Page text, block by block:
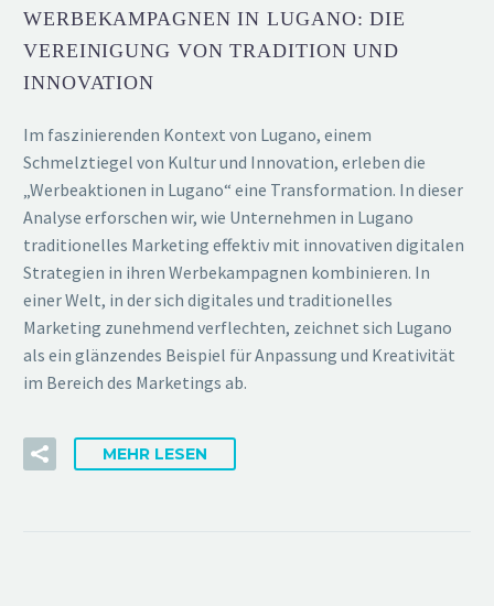
WERBEKAMPAGNEN IN LUGANO: DIE
VEREINIGUNG VON TRADITION UND
INNOVATION
Im faszinierenden Kontext von Lugano, einem
Schmelztiegel von Kultur und Innovation, erleben die
„Werbeaktionen in Lugano“ eine Transformation. In dieser
Analyse erforschen wir, wie Unternehmen in Lugano
traditionelles Marketing effektiv mit innovativen digitalen
Strategien in ihren Werbekampagnen kombinieren. In
einer Welt, in der sich digitales und traditionelles
Marketing zunehmend verflechten, zeichnet sich Lugano
als ein glänzendes Beispiel für Anpassung und Kreativität
im Bereich des Marketings ab.
MEHR LESEN